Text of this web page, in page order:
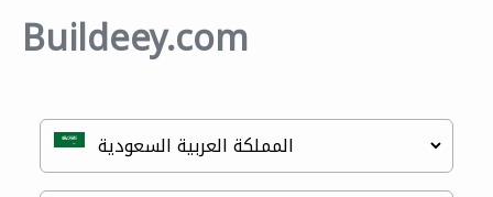
Buildeey.com